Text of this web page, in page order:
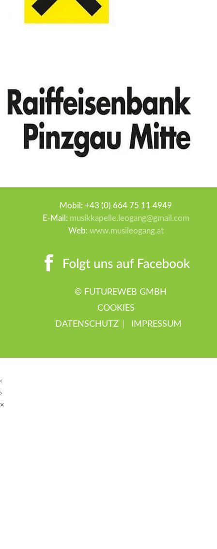
Mobil: +43 (0) 664 75 11 4949
E-Mail: musikkapelle.leogang@gmail.com
Web: www.musileogang.at
© FUTUREWEB GMBH
COOKIES
DATENSCHUTZ
IMPRESSUM
‹
›
×